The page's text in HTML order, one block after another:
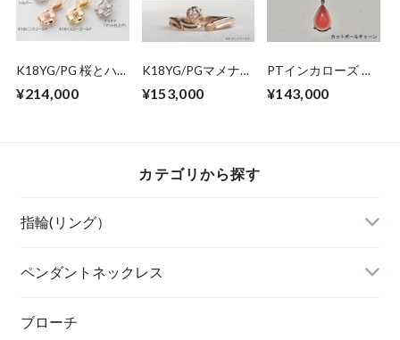
K18YG/PG 桜とハ
ナミズキのペンダン
トネックレス
¥214,000
K18YG/PGマメナシ
エンゲージ＆アニバ
ーサリーリング
¥153,000
PTインカローズ ダ
イヤモンド ペンダ
ントネックレス
¥143,000
カテゴリから探す
指輪(リング）
ペンダントネックレス
ブローチ